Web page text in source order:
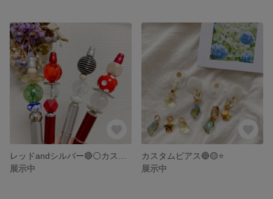
展示中
カスタムピアス🔵🟡⭐️
展示中